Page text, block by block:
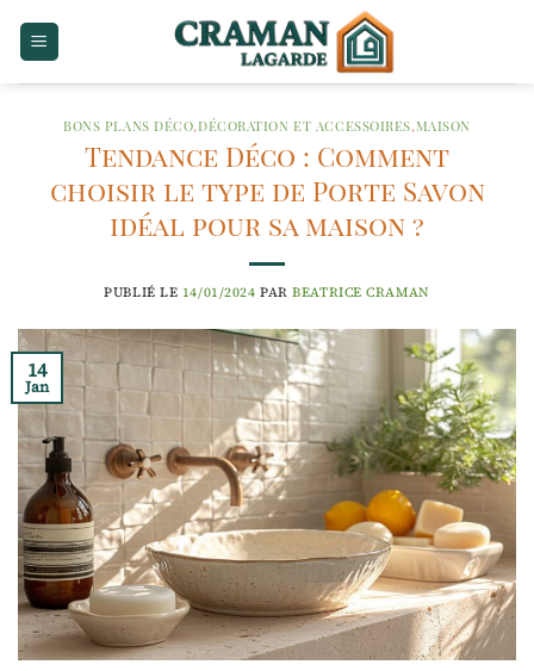
BONS PLANS DÉCO,DÉCORATION ET ACCESSOIRES,MAISON
Tendance Déco : Comment
choisir le type de Porte Savon
idéal pour sa maison ?
PUBLIÉ LE 14/01/2024 PARBEATRICE CRAMAN
14
Jan